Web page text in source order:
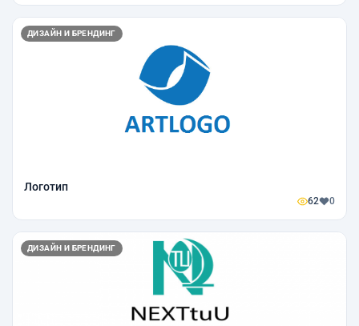
ДИЗАЙН И БРЕНДИНГ
Логотип
62 0
ДИЗАЙН И БРЕНДИНГ